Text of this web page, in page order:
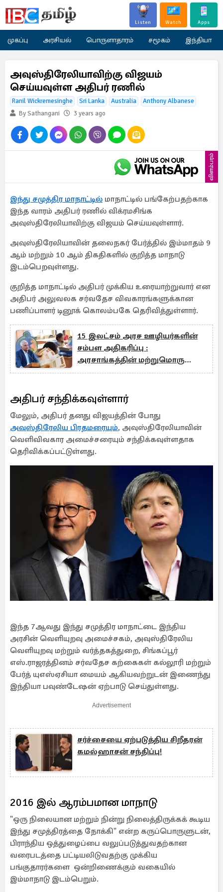
Listen Watch Apps
முகப்பு அரசியல் பொருளாதாரம் சமூகம் இந்தியா
அவுஸ்திரேலியாவிற்கு விஜயம்
செய்யவுள்ள அதிபர் ரணில்
Ranil Wickremesinghe Sri Lanka Australia
Anthony Albanese
By Sathangani
3 years ago
விளம்பரம்
இந்து சமுத்திர மாநாட்டில் மாநாட்டில் பங்கேற்பதற்காக
இந்த வாரம் அதிபர் ரணில் விக்ரமசிங்க
அவுஸ்திரேலியாவிற்கு விஜயம் செய்யவுள்ளார்.
அவுஸ்திரேலியாவின் தலைநகர் பேர்த்தில் இம்மாதம் 9
ஆம் மற்றும் 10 ஆம் திகதிகளில் குறித்த மாநாடு
இடம்பெறவுள்ளது.
குறித்த மாநாட்டில் அதிபர் முக்கிய உரையாற்றுவார் என
அதிபர் அலுவலக சர்வதேச விவகாரங்களுக்கான
பணிப்பாளர் டினூக் கொலம்பகே தெரிவித்துள்ளார்.
15 இலட்சம் அரச ஊழியர்களின்
சம்பள அதிகரிப்பு :
அரசாங்கத்தின் மற்றுமொரு
சாதனை
அதிபர் சந்திக்கவுள்ளார்
மேலும், அதிபர் தனது விஜயத்தின் போது
அவுஸ்திரேலிய பிரதமரையும், அவுஸ்திரேலியாவின்
வெளிவிவகார அமைச்சரையும் சந்திக்கவுள்ளதாக
தெரிவிக்கப்பட்டுள்ளது.
இந்த 7ஆவது இந்து சமுத்திர மாநாட்டை இந்திய
அரசின் வெளியுறவு அமைச்சகம், அவுஸ்திரேலிய
வெளியுறவு மற்றும் வர்த்தகத்துறை, சிங்கப்பூர்
எஸ்.ராஜரத்தினம் சர்வதேச கற்கைகள் கல்லூரி மற்றும்
பேர்த் யுஎஸ்ஏசியா மையம் ஆகியவற்றுடன் இணைந்து
இந்தியா பவுண்டேஷன் ஏற்பாடு செய்துள்ளது.
Advertisement
சர்ச்சையை ஏற்படுத்திய சிறீதரன்
கமல்ஹாசன் சந்திப்பு!
2016 இல் ஆரம்பமான மாநாடு
"ஒரு நிலையான மற்றும் நின்று நிலைத்திருக்கக் கூடிய
இந்து சமுத்திரத்தை நோக்கி" என்ற கருப்பொருளுடன்,
பிராந்திய ஒத்துழைப்பை வலுப்படுத்துவதற்கான
வரைபடத்தை பட்டியலிடுவதற்கு முக்கிய
பங்குதாரர்களை ஒன்றிணைக்கும் வகையில்
இம்மாநாடு இடம்பெறும்.